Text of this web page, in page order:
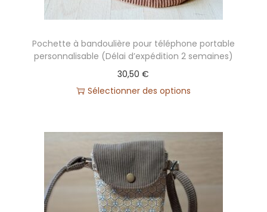
Pochette à bandoulière pour téléphone portable
personnalisable (Délai d’expédition 2 semaines)
30,50€
Sélectionner des options